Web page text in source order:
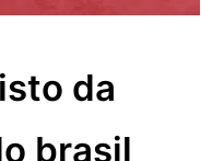
da
brasil